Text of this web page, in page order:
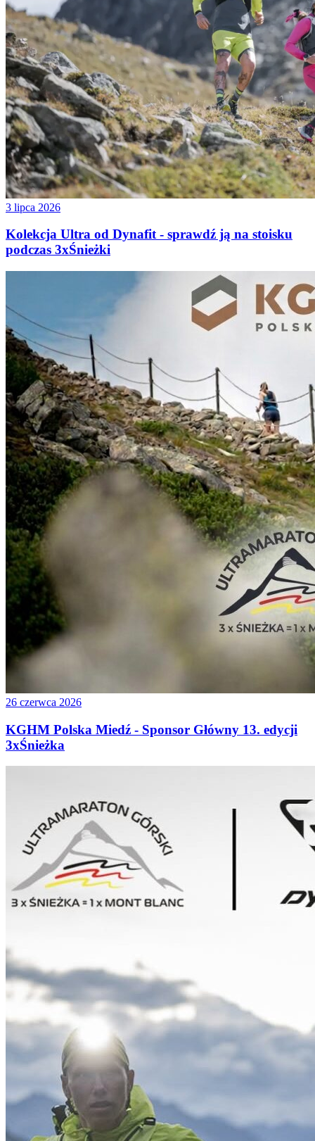
3 lipca 2026
Kolekcja Ultra od Dynafit - sprawdź ją na stoisku
podczas 3xŚnieżki
26 czerwca 2026
KGHM Polska Miedź - Sponsor Główny 13. edycji
3xŚnieżka